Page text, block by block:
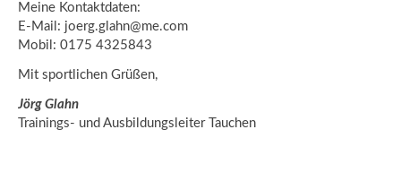
Meine Kontaktdaten:
E-Mail: joerg.glahn@me.com
Mobil: 0175 4325843
Mit sportlichen Grüßen,
Jörg Glahn
Trainings- und Ausbildungsleiter Tauchen